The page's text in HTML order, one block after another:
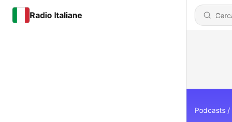
Radio Italiane
Podcasts